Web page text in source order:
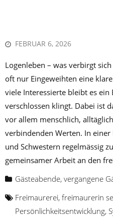
FEBRUAR 6, 2026
Logenleben – was verbirgt
oft nur Eingeweihten eine
viele Interessierte bleibt es
verschlossen klingt. Dabei ist
vor allem menschlich,
verbindenden Werten. In
und Schwestern regelmässig
gemeinsamer Arbeit an den
Gästeabende, vergangene
Freimaurerei, freimaurerin
Persönlichkeitsentwicklung,